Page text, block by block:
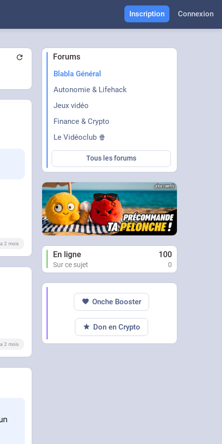
Inscription Connexion
2 mois
2 mois
Forums
Blabla Général
Autonomie & Lifehack
Jeux vidéo
Finance & Crypto
Le Vidéoclub 🍿
Tous les forums
En ligne 100
Sur ce sujet 0
Onche Booster
Don en Crypto